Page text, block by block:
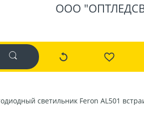
ООО
светильник Feron AL501